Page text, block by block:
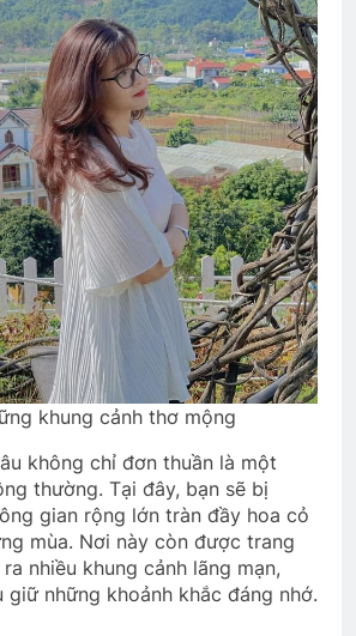
khung cảnh thơ mộng
không chỉ đơn thuần là một
thường. Tại đây, bạn sẽ bị
gian rộng lớn tràn đầy hoa cỏ
mùa. Nơi này còn được trang
nhiều khung cảnh lãng mạn,
giữ những khoảnh khắc đáng nhớ.